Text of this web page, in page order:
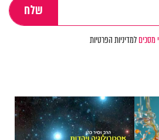
מסכיםלמדיניות הפרטיות